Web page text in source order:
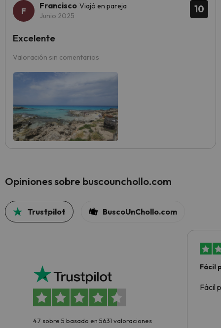
10
Francisco Viajó en pareja
Junio 2025
Valoración sin comentarios
Excelente
Opiniones sobre buscounchollo.com
Trustpilot BuscoUnChollo.com
4.7 sobre 5 basado en 5631 valoraciones
Fácil
Fácil